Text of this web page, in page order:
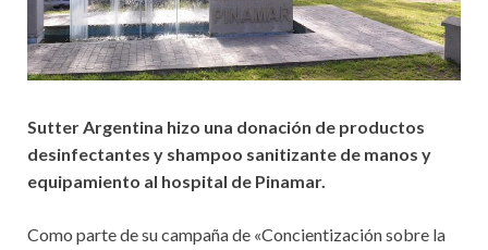
Sutter Argentina hizo una donación de productos
desinfectantes y shampoo sanitizante de manos y
equipamiento al hospital de Pinamar.
Como parte de su campaña de «Concientización sobre la